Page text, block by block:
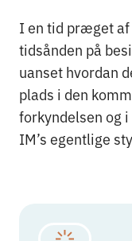
I en tid præget
tidsånden på
uanset hvordan
plads i den
forkyndelsen og
IM’s egentlige